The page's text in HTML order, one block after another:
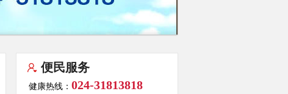
便民服务
健康热线： 024-31813818